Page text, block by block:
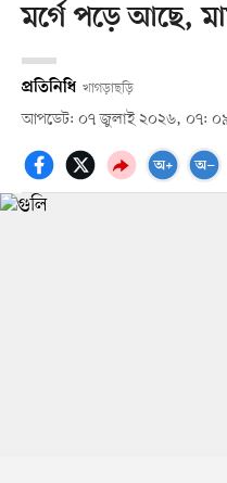
মর্গে পড়ে আছে,
প্রতিনিধি খাগড়াছড়ি
আপডেট: ০৭ জুলাই ২০২৬, ০৭: